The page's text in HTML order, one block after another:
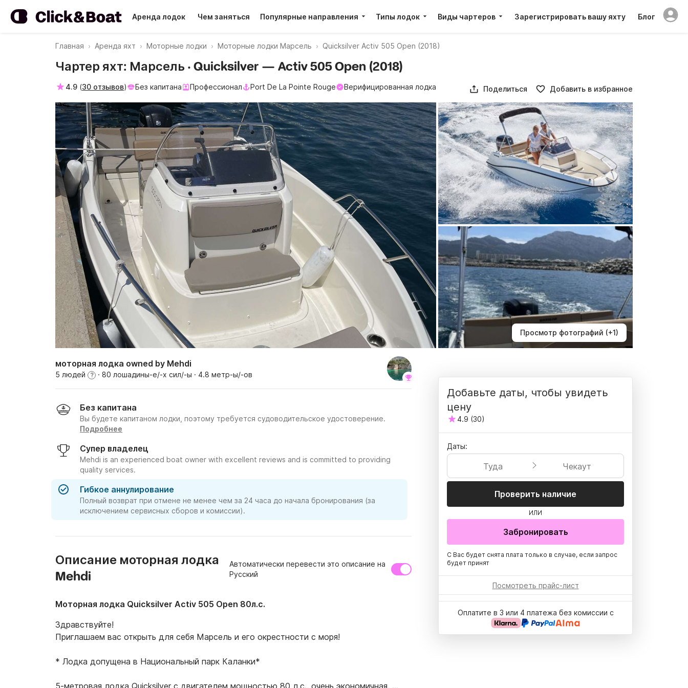
Аренда лодок Чем заняться Популярные направления Типы лодок Виды чартеров Зарегистрировать вашу яхту Блог
Главная Аренда яхт Моторные лодки Моторные лодки Марсель Quicksilver Activ 505 Open (2018)
Просмотр фотографий (+1)
Чартер яхт: Марсель · Quicksilver — Activ 505 Open (2018)
4.9 (30 отзывов) Без капитана Профессионал Port De La Pointe Rouge Верифицированная лодка Поделиться Добавить в избранное
моторная лодка owned by Mehdi
5 людей ? · 80 лошадины-е/-х сил/-ы · 4.8 метр-ы/-ов
Без капитана
Вы будете капитаном лодки, поэтому требуется судоводительское удостоверение.
Подробнее
Супер владелец
Mehdi is an experienced boat owner with excellent reviews and is committed to providing
quality services.
Гибкое аннулирование
Полный возврат при отмене не менее чем за 24 часа до начала бронирования (за
исключением сервисных сборов и комиссии).
Описание моторная лодка
Mehdi
Автоматически перевести это описание на
Русский
Моторная лодка Quicksilver Activ 505 Open 80л.с.
Здравствуйте!
Приглашаем вас открыть для себя Марсель и его окрестности с моря!
* Лодка допущена в Национальный парк Каланки*
5-метровая лодка Quicksilver с двигателем мощностью 80 л.с., очень экономичная,
Добавьте даты, чтобы увидеть
цену
4.9 (30)
Даты:
Туда Чекаут
Проверить наличие
ИЛИ
Забронировать
С Вас будет снята плата только в случае, если запрос
будет принят
Посмотреть прайс-лист
Оплатите в 3 или 4 платежа без комиссии с